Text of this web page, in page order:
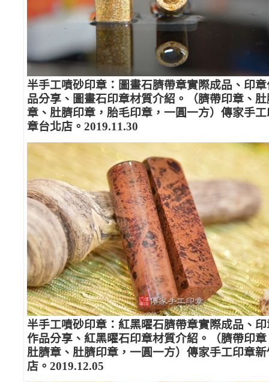
半手工噴砂印章：圖畫石臍帶章實際成品、印章
品分享、圖畫石印章材質介紹。（臍帶印章、肚
章、肚臍印章，胎毛印章，一圓一方）傳家手工
章台北店。2019.11.30
半手工噴砂印章：紅黑曜石臍帶章實際成品、印
作品分享、紅黑曜石印章材質介紹。（臍帶印章
肚臍章、肚臍印章，一圓一方）傳家手工印章新
店。2019.12.05